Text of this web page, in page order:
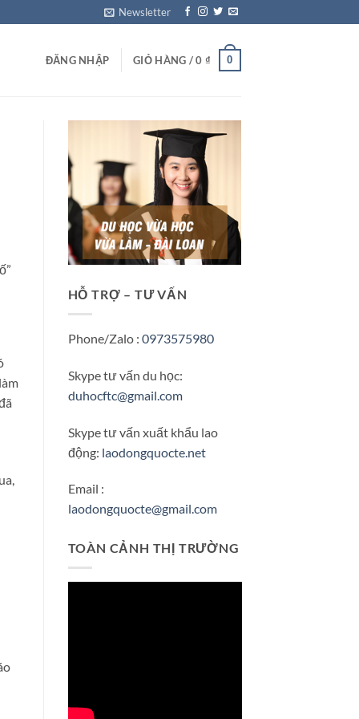
Newsletter
ĐĂNG NHẬP GIỎ HÀNG /0 ₫ 0
HỖ TRỢ – TƯ VẤN
Phone/Zalo : 0973575980
Skype tư vấn du học:
duhocftc@gmail.com
Skype tư vấn xuất khẩu lao
động: laodongquocte.net
Email :
laodongquocte@gmail.com
TOÀN CẢNH THỊ TRƯỜNG